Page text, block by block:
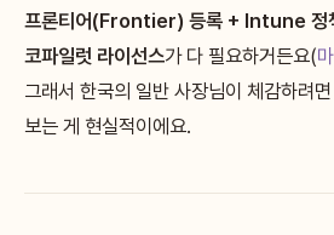
프론티어(Frontier) 등록 + Intune 정
코파일럿 라이선스가 다 필요하거든요(
그래서 한국의 일반 사장님이 체감하려면
보는 게 현실적이에요.